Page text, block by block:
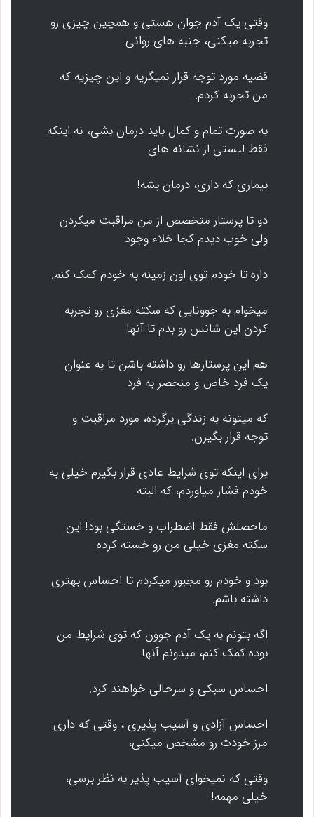
وقتی یک آدم جوان هستی و همچین چیزی رو
تجربه میکنی، جنبه های روانی
قضیه مورد توجه قرار نمیگریه و این چیزیه که
من تجربه کردم.
به صورت تمام و کمال باید درمان بشی، نه اینکه
فقط لیستی از نشانه های
بیماری که داری، درمان بشه!
دو تا پرستار متخصص از من مراقبت میکردن
ولی خوب دیدم کجا خلاء وجود
داره تا خودم توی اون زمینه به خودم کمک کنم.
میخوام به جوونایی که سکته مغزی رو تجربه
کردن این شانس رو بدم تا آنها
هم این پرستارها رو داشته باشن تا به عنوان
یک فرد خاص و منحصر به فرد
که میتونه به زندگی برگرده، مورد مراقبت و
توجه قرار بگیرن.
برای اینکه توی شرایط عادی قرار بگیرم خیلی به
خودم فشار میاوردم، که البته
ماحصلش فقط اضطراب و خستگی بود! این
سکته مغزی خیلی من رو خسته کرده
بود و خودم رو مجبور میکردم تا احساس بهتری
داشته باشم.
اگه بتونم به یک آدم جوون که توی شرایط من
بوده کمک کنم، میدونم آنها
احساس سبکی و سرحالی خواهند کرد.
احساس آزادی و آسیب پذیری ، وقتی که داری
مرز خودت رو مشخص میکنی،
وقتی که نمیخوای آسیب پذیر به نظر برسی،
خیلی مهمه!